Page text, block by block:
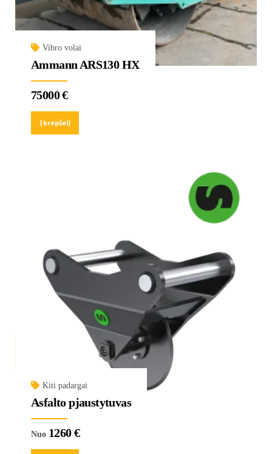
Vibro volai
Ammann ARS130 HX
75000€
Į krepšelį
Kiti padargai
Asfalto pjaustytuvas
Nuo 1260€